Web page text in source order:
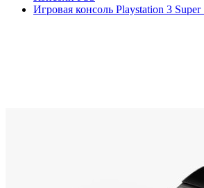
Игровая консоль Playstation 3